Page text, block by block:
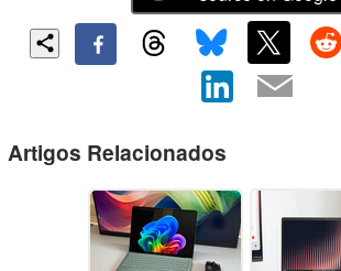
Artigos Relacionados